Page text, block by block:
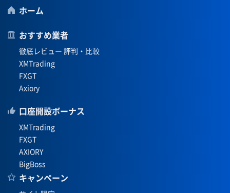
ホーム
おすすめ業者
徹底レビュー 評判・比較
XMTrading
FXGT
Axiory
口座開設ボーナス
XMTrading
FXGT
AXIORY
BigBoss
キャンペーン